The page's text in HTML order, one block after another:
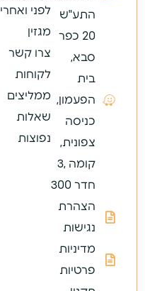
התע"ש
20 כפר
סבא,
בית
הפעמון,
כניסה
צפונית,
קומה ,3
חדר 300
הצהרת
נגישות
מדיניות
פרטיות
לפני ואחרי
מגזין
צרו קשר
לקוחות
ממליצים
שאלות
נפוצות